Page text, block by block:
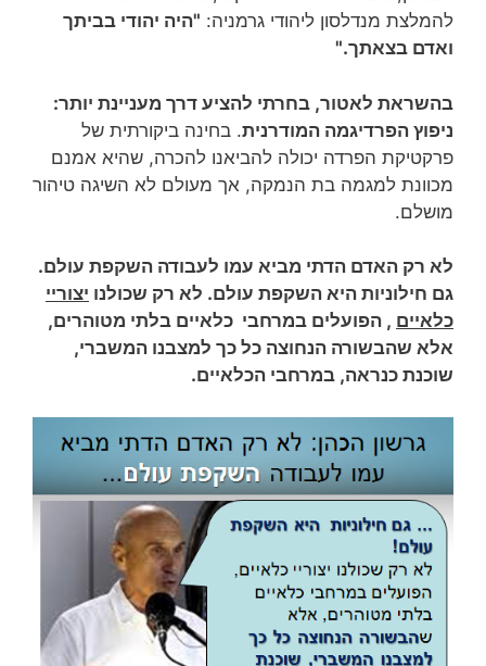
להמלצת מנדלסון ליהודי גרמניה: "היה יהודי בביתך
ואדם בצאתך."
בהשראת לאטור, בחרתי להציע דרך מעניינת יותר:
ניפוץ הפרדיגמה המודרנית. בחינה ביקורתית של
פרקטיקת הפרדה יכולה להביאנו להכרה, שהיא אמנם
מכוונת למגמה בת הנמקה, אך מעולם לא השיגה טיהור
מושלם.
לא רק האדם הדתי מביא עמו לעבודה השקפת עולם.
גם חילוניות היא השקפת עולם. לא רק שכולנו יצוריי
כלאיים , הפועלים במרחבי כלאיים בלתי מטוהרים,
אלא שהבשורה הנחוצה כל כך למצבנו המשברי,
שוכנת כנראה, במרחבי הכלאיים.